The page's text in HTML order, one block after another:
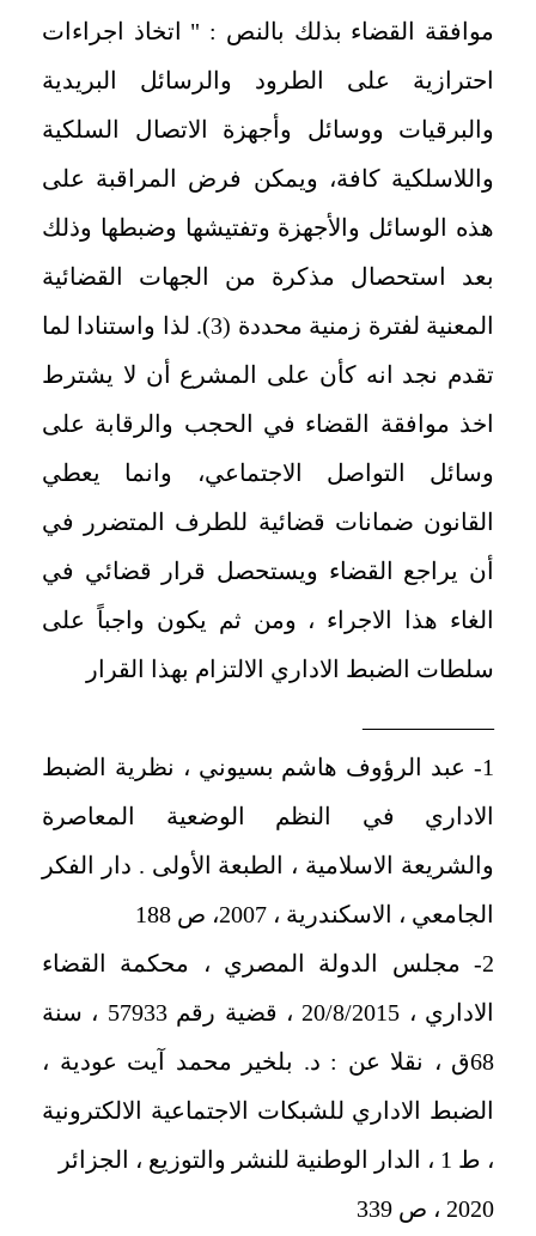
موافقة القضاء بذلك بالنص : " اتخاذ اجراءات
احترازية على الطرود والرسائل البريدية
والبرقيات ووسائل وأجهزة الاتصال السلكية
واللاسلكية كافة، ويمكن فرض المراقبة على
هذه الوسائل والأجهزة وتفتيشها وضبطها وذلك
بعد استحصال مذكرة من الجهات القضائية
المعنية لفترة زمنية محددة (3). لذا واستنادا لما
تقدم نجد انه كأن على المشرع أن لا يشترط
اخذ موافقة القضاء في الحجب والرقابة على
وسائل التواصل الاجتماعي، وانما يعطي
القانون ضمانات قضائية للطرف المتضرر في
أن يراجع القضاء ويستحصل قرار قضائي في
الغاء هذا الاجراء ، ومن ثم يكون واجباً على
سلطات الضبط الاداري الالتزام بهذا القرار
1- عبد الرؤوف هاشم بسيوني ، نظرية الضبط
الاداري في النظم الوضعية المعاصرة
والشريعة الاسلامية ، الطبعة الأولى . دار الفكر
الجامعي ، الاسكندرية ، 2007، ص 188
2- مجلس الدولة المصري ، محكمة القضاء
الاداري ، 20/8/2015 ، قضية رقم 57933 ، سنة
68ق ، نقلا عن : د. بلخير محمد آيت عودية ،
الضبط الاداري للشبكات الاجتماعية الالكترونية
، ط 1 ، الدار الوطنية للنشر والتوزيع ، الجزائر
2020 ، ص 339